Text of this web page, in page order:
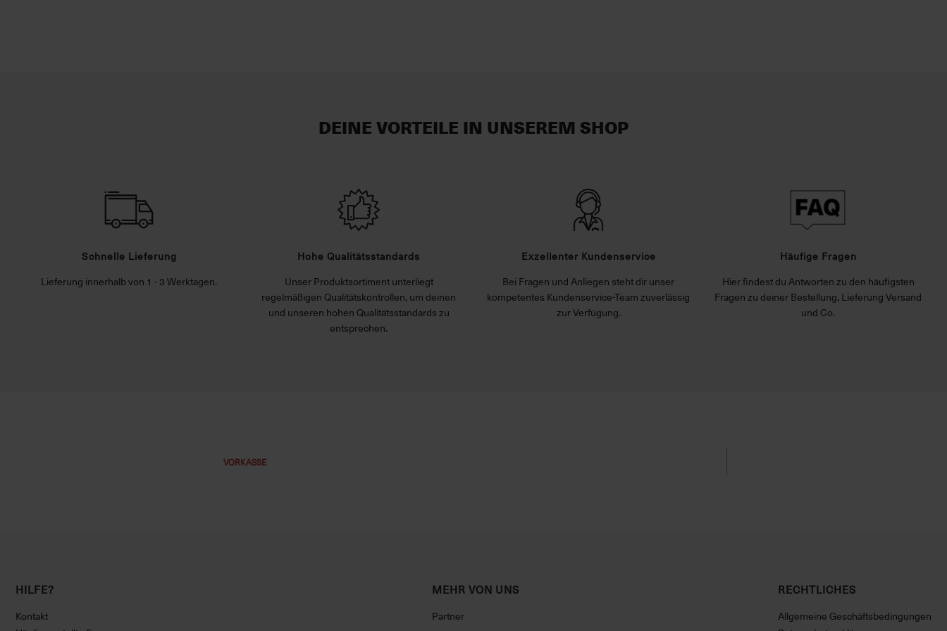
DEINE VORTEILE IN UNSEREM SHOP
Schnelle Lieferung
Lieferung innerhalb von 1 - 3 Werktagen.
Hohe Qualitätsstandards
Unser Produktsortiment unterliegt
regelmäßigen Qualitätskontrollen, um deinen
und unseren hohen Qualitätsstandards zu
entsprechen.
Exzellenter Kundenservice
Bei Fragen und Anliegen steht dir unser
kompetentes Kundenservice-Team zuverlässig
zur Verfügung.
Häufige Fragen
Hier findest du Antworten zu den häufigsten
Fragen zu deiner Bestellung, Lieferung Versand
und Co.
VORKASSE
HILFE?
Kontakt
MEHR VON UNS
Partner
RECHTLICHES
Allgemeine Geschäftsbedingungen